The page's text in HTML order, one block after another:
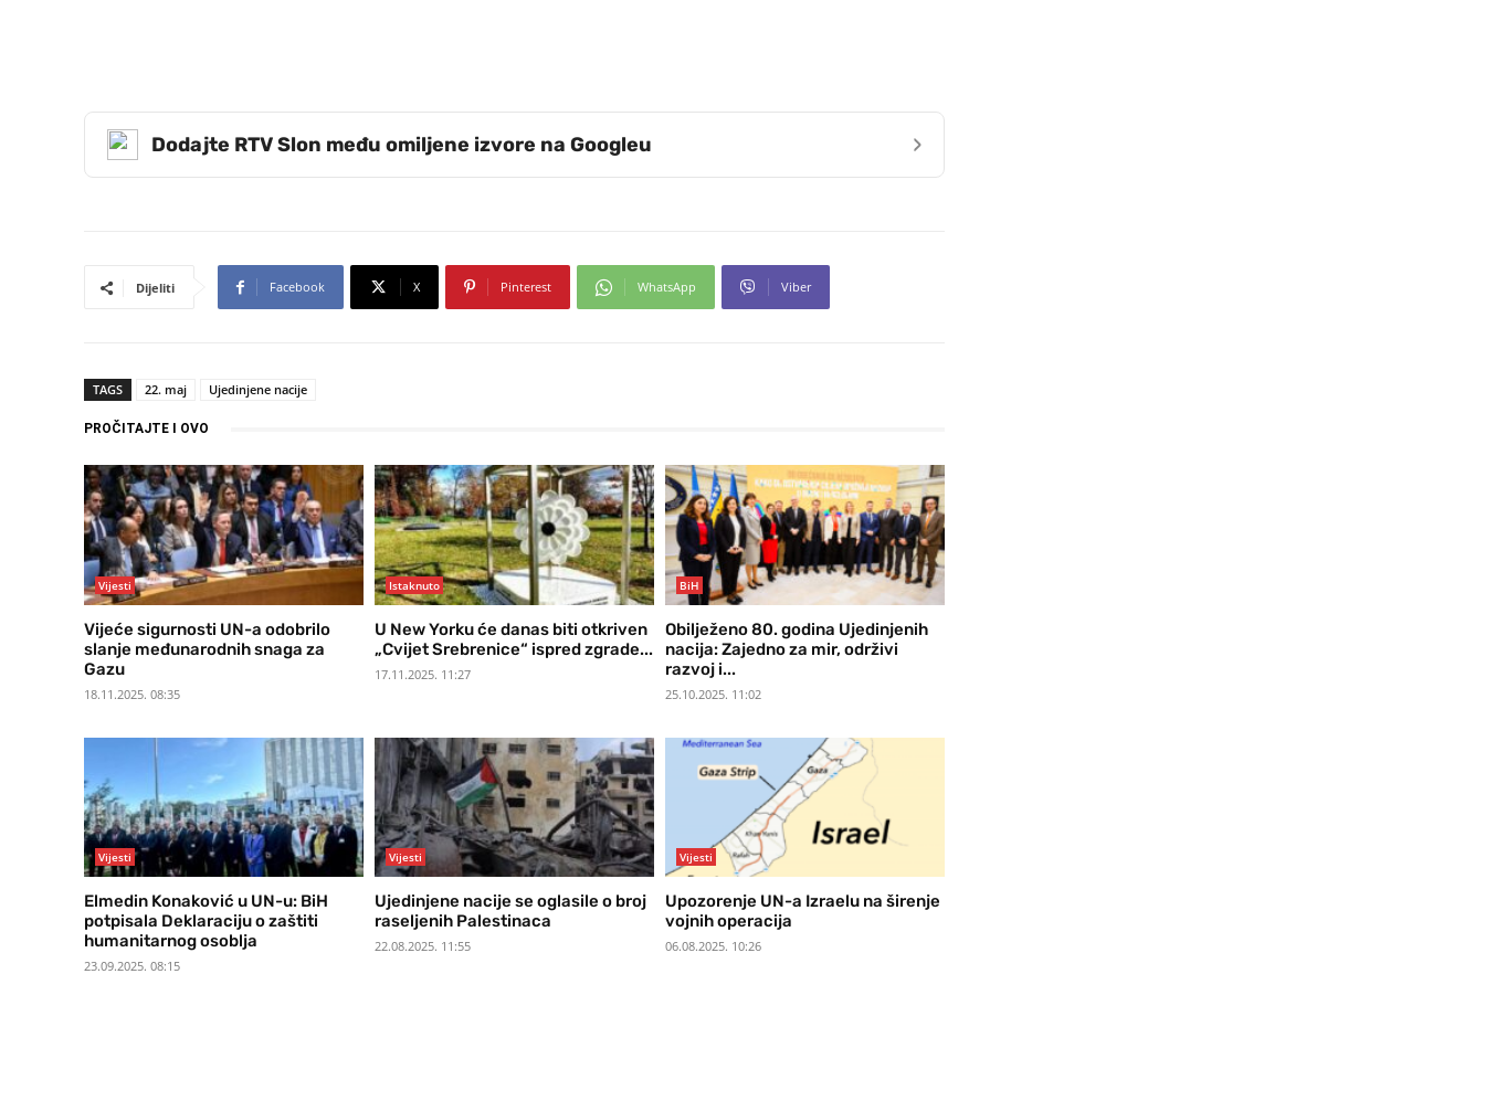
Dodajte RTV Slon među omiljene izvore na Googleu ›
Dijeliti Facebook X Pinterest WhatsApp Viber
TAGS 22. maj Ujedinjene nacije
PROČITAJTE I OVO
Vijesti
Vijeće sigurnosti UN-a odobrilo
slanje međunarodnih snaga za
Gazu
18.11.2025. 08:35
Istaknuto
U New Yorku će danas biti otkriven
„Cvijet Srebrenice“ ispred zgrade...
17.11.2025. 11:27
BiH
Obilježeno 80. godina Ujedinjenih
nacija: Zajedno za mir, održivi
razvoj i...
25.10.2025. 11:02
Vijesti
Elmedin Konaković u UN-u: BiH
potpisala Deklaraciju o zaštiti
humanitarnog osoblja
23.09.2025. 08:15
Vijesti
Ujedinjene nacije se oglasile o broj
raseljenih Palestinaca
22.08.2025. 11:55
Vijesti
Upozorenje UN-a Izraelu na širenje
vojnih operacija
06.08.2025. 10:26